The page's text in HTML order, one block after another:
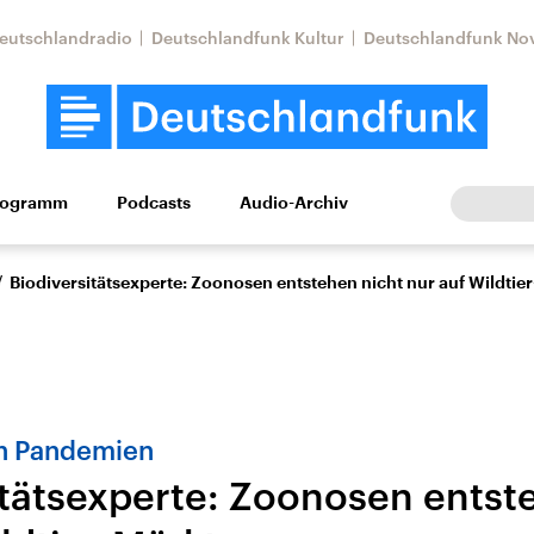
Deutschlandfunk Kultur Deutschlandfunk
Wissen Kultur Europa
Nahostkonflikt
Iran
Podcasts Audio-Archiv
Biodiversitätsexperte: Zoonosen entstehen nicht nur auf
Pandemien
Zoonosen